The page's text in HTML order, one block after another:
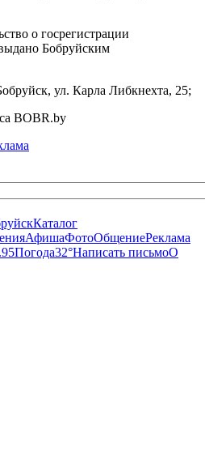
о госрегистрации
Бобруйским
ул. Карла Либкнехта, 25;
BOBR.by
Каталог
АфишаФотоОбщениеРеклама
Погода32°Написать письмоО